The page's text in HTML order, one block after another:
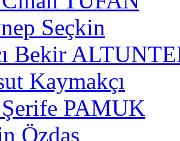
Seçkin
Bekir
Kaymakçı
PAMUK
Özdaş